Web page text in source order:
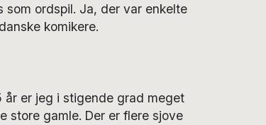
ordspil. Ja, der var enkelte
komikere.
er jeg i stigende grad meget
store gamle. Der er flere sjove